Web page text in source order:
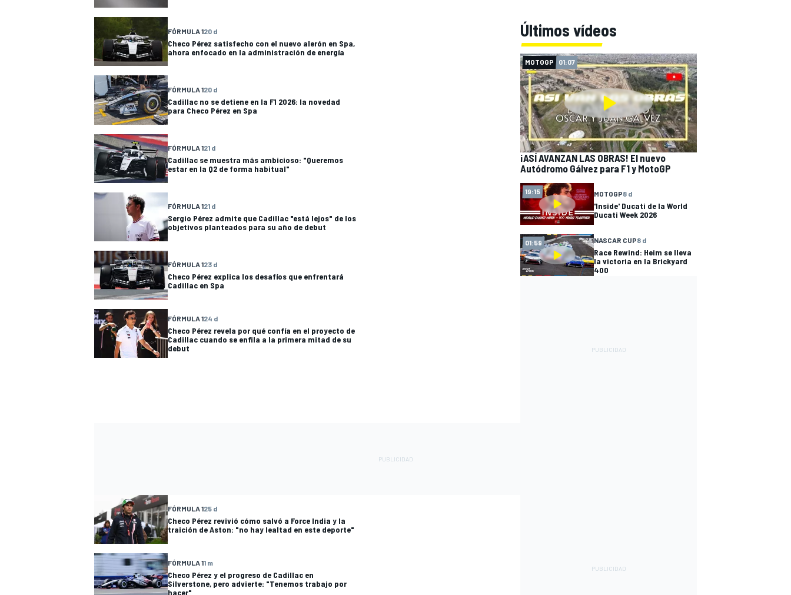
FÓRMULA 120 d
Checo Pérez satisfecho con el nuevo alerón en Spa,
ahora enfocado en la administración de energía
FÓRMULA 120 d
Cadillac no se detiene en la F1 2026: la novedad
para Checo Pérez en Spa
FÓRMULA 121 d
Cadillac se muestra más ambicioso: "Queremos
estar en la Q2 de forma habitual"
FÓRMULA 121 d
Sergio Pérez admite que Cadillac "está lejos" de los
objetivos planteados para su año de debut
FÓRMULA 123 d
Checo Pérez explica los desafíos que enfrentará
Cadillac en Spa
FÓRMULA 124 d
Checo Pérez revela por qué confía en el proyecto de
Cadillac cuando se enfila a la primera mitad de su
debut
Últimos vídeos
MOTOGP 01:07
¡ASÍ AVANZAN LAS OBRAS! El nuevo
Autódromo Gálvez para F1 y MotoGP
19:15 MOTOGP8 d
'Inside' Ducati de la World
Ducati Week 2026
01:59 NASCAR CUP8 d
Race Rewind: Heim se lleva
la victoria en la Brickyard
400
FÓRMULA 125 d
Checo Pérez revivió cómo salvó a Force India y la
traición de Aston: "no hay lealtad en este deporte"
FÓRMULA 11 m
Checo Pérez y el progreso de Cadillac en
Silverstone, pero advierte: "Tenemos trabajo por
hacer"